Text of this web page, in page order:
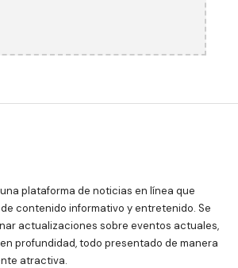
plataforma de noticias en línea que
contenido informativo y entretenido. Se
actualizaciones sobre eventos actuales,
profundidad, todo presentado de manera
atractiva.